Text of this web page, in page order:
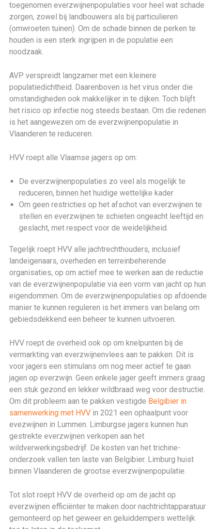
toegenomen everzwijnenpopulaties voor heel wat schade
zorgen, zowel bij landbouwers als bij particulieren
(omwroeten tuinen). Om de schade binnen de perken te
houden is een sterk ingrijpen in de populatie een
noodzaak.
AVP verspreidt langzamer met een kleinere
populatiedichtheid. Daarenboven is het virus onder die
omstandigheden ook makkelijker in te dijken. Toch blijft
het risico op infectie nog steeds bestaan. Om die redenen
is het aangewezen om de everzwijnenpopulatie in
Vlaanderen te reduceren.
HVV roept alle Vlaamse jagers op om:
De everzwijnenpopulaties zo veel als mogelijk te
reduceren, binnen het huidige wettelijke kader
Om geen restricties op het afschot van everzwijnen te
stellen en everzwijnen te schieten ongeacht leeftijd en
geslacht, met respect voor de weidelijkheid.
Tegelijk roept HVV alle jachtrechthouders, inclusief
landeigenaars, overheden en terreinbeherende
organisaties, op om actief mee te werken aan de reductie
van de everzwijnenpopulatie via een vorm van jacht op hun
eigendommen. Om de everzwijnenpopulaties op afdoende
manier te kunnen reguleren is het immers van belang om
gebiedsdekkend een beheer te kunnen uitvoeren.
HVV roept de overheid ook op om knelpunten bij de
vermarkting van everzwijnenvlees aan te pakken. Dit is
voor jagers een stimulans om nog meer actief te gaan
jagen op everzwijn. Geen enkele jager geeft immers graag
een stuk gezond en lekker wildbraad weg voor destructie.
Om dit probleem aan te pakken vestigde Belgibier in
samenwerking met HVV in 2021 een ophaalpunt voor
evezwijnen in Lummen. Limburgse jagers kunnen hun
gestrekte everzwijnen verkopen aan het
wildverwerkingsbedrijf. De kosten van het trichine-
onderzoek vallen ten laste van Belgibier. Limburg huist
binnen Vlaanderen de grootse everzwijnenpopulatie.
Tot slot roept HVV de overheid op om de jacht op
everzwijnen efficiënter te maken door nachtrichtapparatuur
gemonteerd op het geweer en geluiddempers wettelijk